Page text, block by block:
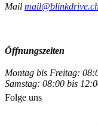
Mail
Öffnungszeiten
Montag bis Freitag:
Samstag: 08:00 bis
Folge uns